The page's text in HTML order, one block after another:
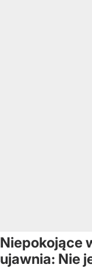
Niepokojące
ujawnia: Nie